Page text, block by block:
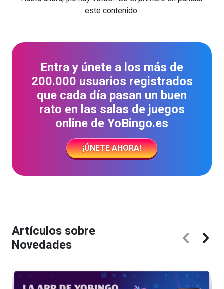
este contenido.
Entra y únete a los más de
200.000 usuarios registrados
que cada día pasan un buen
rato en las salas de juegos
online de YoBingo.es
¡ÚNETE AHORA!
Artículos sobre
Novedades